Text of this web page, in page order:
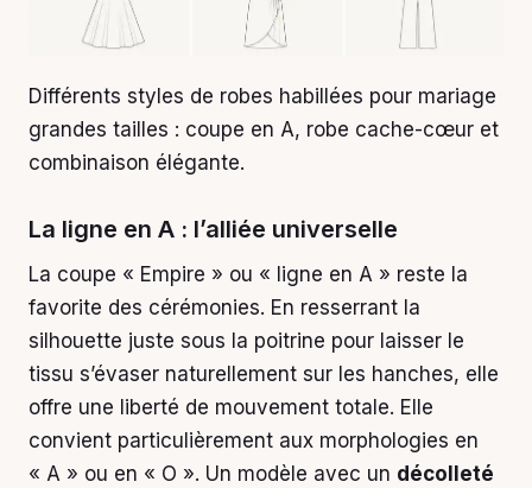
Différents styles de robes habillées pour mariage
grandes tailles : coupe en A, robe cache-cœur et
combinaison élégante.
La ligne en A : l’alliée universelle
La coupe « Empire » ou « ligne en A » reste la
favorite des cérémonies. En resserrant la
silhouette juste sous la poitrine pour laisser le
tissu s’évaser naturellement sur les hanches, elle
offre une liberté de mouvement totale. Elle
convient particulièrement aux morphologies en
« A » ou en « O ». Un modèle avec un décolleté